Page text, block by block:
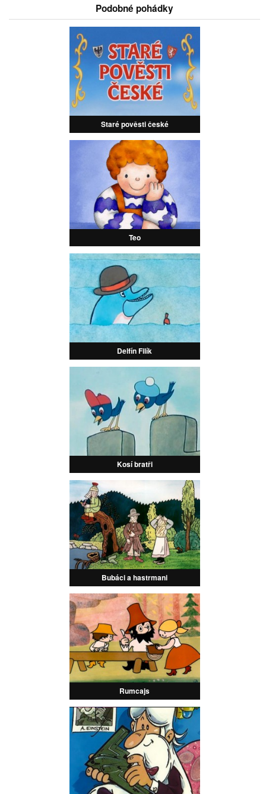
Podobné pohádky
Staré pověsti české
Teo
Delfín Filík
Kosí bratři
Bubáci a hastrmani
Rumcajs